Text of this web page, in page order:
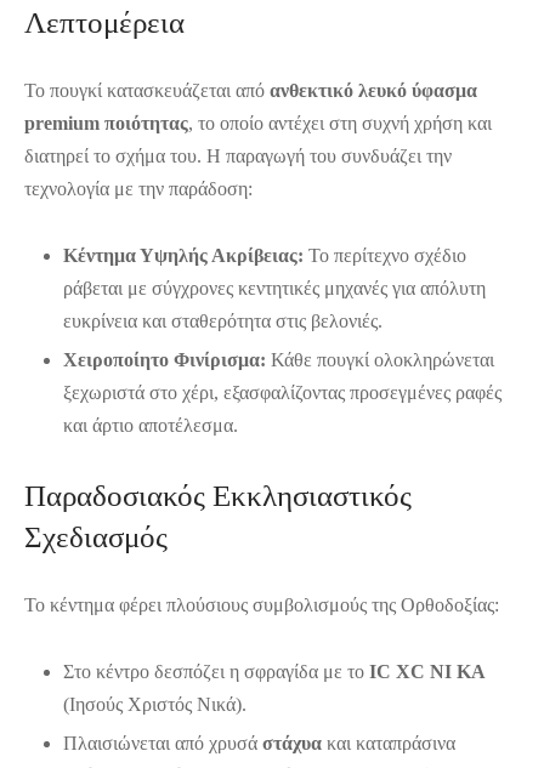
Λεπτομέρεια
Το πουγκί κατασκευάζεται από ανθεκτικό λευκό ύφασμα
premium ποιότητας, το οποίο αντέχει στη συχνή χρήση και
διατηρεί το σχήμα του. Η παραγωγή του συνδυάζει την
τεχνολογία με την παράδοση:
Κέντημα Υψηλής Ακρίβειας: Το περίτεχνο σχέδιο
ράβεται με σύγχρονες κεντητικές μηχανές για απόλυτη
ευκρίνεια και σταθερότητα στις βελονιές.
Χειροποίητο Φινίρισμα: Κάθε πουγκί ολοκληρώνεται
ξεχωριστά στο χέρι, εξασφαλίζοντας προσεγμένες ραφές
και άρτιο αποτέλεσμα.
Παραδοσιακός Εκκλησιαστικός
Σχεδιασμός
Το κέντημα φέρει πλούσιους συμβολισμούς της Ορθοδοξίας:
Στο κέντρο δεσπόζει η σφραγίδα με το IC XC NI KA
(Ιησούς Χριστός Νικά).
Πλαισιώνεται από χρυσά στάχυακαι καταπράσινα